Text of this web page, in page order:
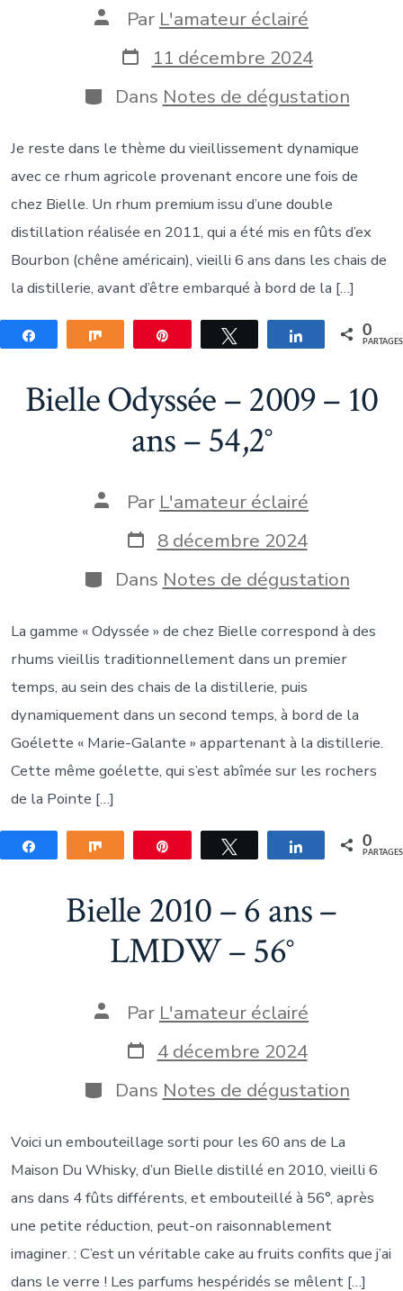
Auteur
publication
Par L'amateur éclairé
Date
de
publication
11 décembre 2024
Catégories
Dans Notes de dégustation
Je reste dans le thème du vieillissement dynamique
avec ce rhum agricole provenant encore une fois de
chez Bielle. Un rhum premium issu d’une double
distillation réalisée en 2011, qui a été mis en fûts d’ex
Bourbon (chêne américain), vieilli 6 ans dans les chais de
la distillerie, avant d’être embarqué à bord de la […]
Partagez Partagez Tweetez Partagez 0
PARTAGES
Bielle Odyssée – 2009 – 10
ans – 54,2°
Auteur
publication
Par L'amateur éclairé
Date
de
publication
8 décembre 2024
Catégories
Dans Notes de dégustation
La gamme « Odyssée » de chez Bielle correspond à des
rhums vieillis traditionnellement dans un premier
temps, au sein des chais de la distillerie, puis
dynamiquement dans un second temps, à bord de la
Goélette « Marie-Galante » appartenant à la distillerie.
Cette même goélette, qui s’est abîmée sur les rochers
de la Pointe […]
Partagez Partagez Tweetez Partagez 0
PARTAGES
Bielle 2010 – 6 ans –
LMDW – 56°
Auteur
publication
Par L'amateur éclairé
Date
de
publication
4 décembre 2024
Catégories
Dans Notes de dégustation
Voici un embouteillage sorti pour les 60 ans de La
Maison Du Whisky, d’un Bielle distillé en 2010, vieilli 6
ans dans 4 fûts différents, et embouteillé à 56°, après
une petite réduction, peut-on raisonnablement
imaginer. : C’est un véritable cake au fruits confits que j’ai
dans le verre ! Les parfums hespéridés se mêlent […]